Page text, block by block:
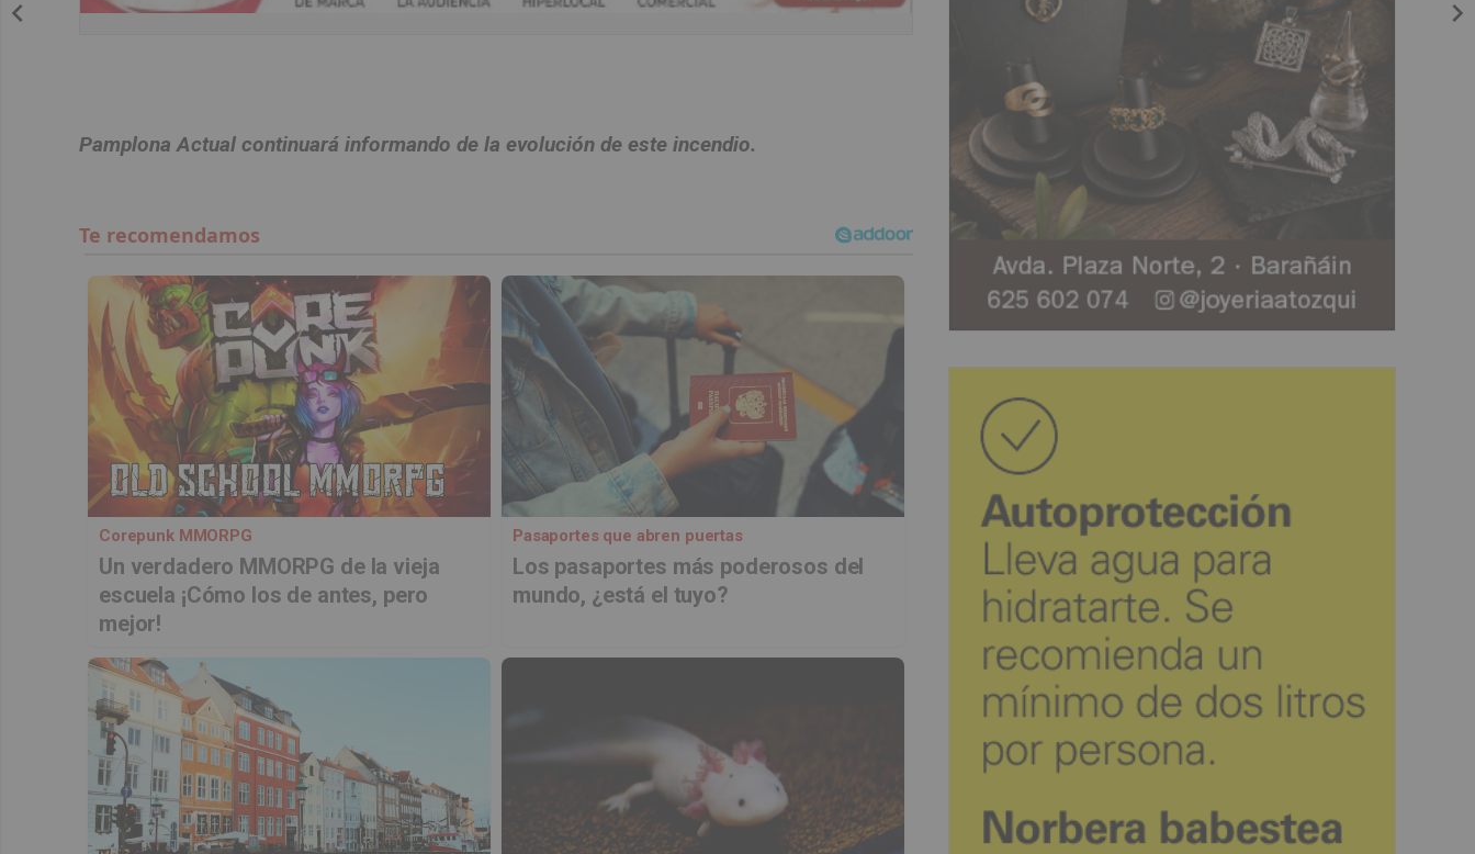
Pamplona Actual continuará informando de la evolución de este incendio.
Corepunk MMORPG
Un verdadero MMORPG de la vieja
escuela ¡Cómo los de antes, pero
mejor!
Pasaportes que abren puertas
Los pasaportes más poderosos del
mundo, ¿está el tuyo?